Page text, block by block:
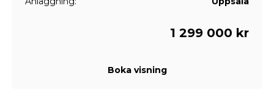
1 299 000 kr
Boka visning